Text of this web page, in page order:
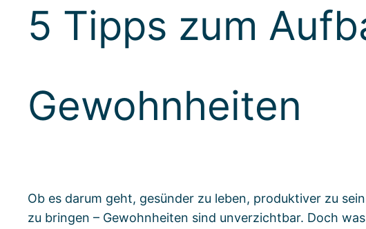
5 Tipps zum
Gewohnheiten
Ob es darum geht, gesünder zu leben, produktiver zu
zu bringen – Gewohnheiten sind unverzichtbar. Doch